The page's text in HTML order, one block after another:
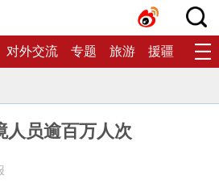
对外交流 专题 旅游 援疆 生态
人员逾百万人次